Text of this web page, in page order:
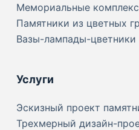
Мемориальные
Памятники из цветных
Вазы-лампады-цветники
Услуги
Эскизный проект
Трехмерный дизайн-